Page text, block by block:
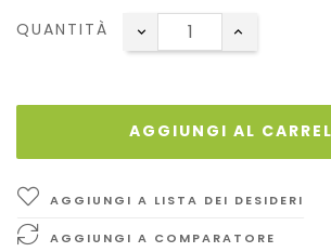
QUANTITÀ
AGGIUNGI AL
AGGIUNGI A LISTA DEI DESIDERI
AGGIUNGI A COMPARATORE